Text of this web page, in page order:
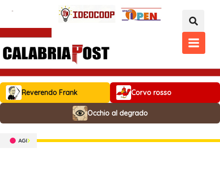
contenuto
MAIN
MENU
Reverendo Frank Corvo rosso
Occhio al degrado